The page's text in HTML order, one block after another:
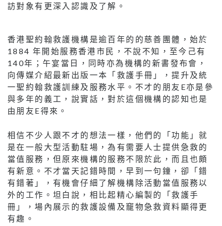
訪對象有更深入認識及了解。
香港聖約翰救護機構是逾百年的的慈善團體，始於
1884 年開始服務香港市民，不說不知，至今己有
140年；午宴當日，同時亦為機構的新書發布會，
向傳媒介紹最新出版一本「救護手冊」，提升及統
一聖約翰救護訓練及服務水平。不才的朋友E亦是參
與多年的義工，說實話，對於這個機構的認知也是
由朋友E得來。
相信不少人跟不才的想法一樣，他們的「功能」就
是在一般大型活動駐場，為有需要人士提供急救的
當值服務，但原來機構的服務不限於此，而且也頗
有新意。不才當天記錯時間，早到一句鐘，卻「錯
有錯著」，有機會仔細了解機構除活動當值服務以
外的工作。坦白說，相比起精心編製的「救護手
冊」，場內展示的救護設備及竉物急救資料顯得更
有趣。